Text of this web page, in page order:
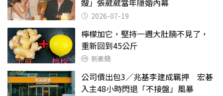
2026-07-19
檸檬加它，堅持一週大肚腩不見了，
重新回到45公斤
新素簡
公司債出包3／兆基李建成羈押 宏碁
入主48小時閃退「不接盤」風暴